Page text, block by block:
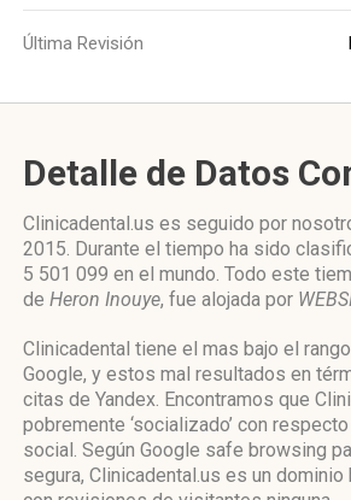
Última Revisión
Detalle de Datos
Clinicadental.us es seguido por
2015. Durante el tiempo ha sido
5 501 099 en el mundo. Todo este
de Heron Inouye, fue alojada por
Clinicadental tiene el mas bajo el
Google, y estos mal resultados en
citas de Yandex. Encontramos que
pobremente ‘socializado’ con
social. Según Google safe browsing
segura, Clinicadental.us es un